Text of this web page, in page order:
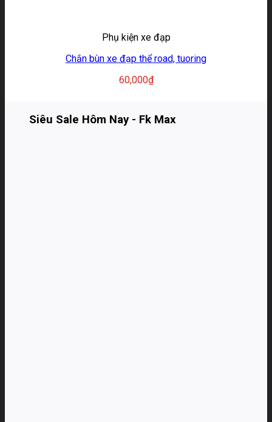
Phụ kiện xe đạp
Chắn bùn xe đạp thể road, tuoring
60,000₫
Siêu Sale Hôm Nay - Fk Max